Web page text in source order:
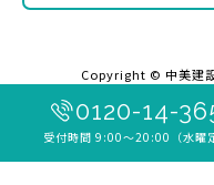
0120-14-
受付時間 9:00〜20:00（水曜定
Copyright © 中美建